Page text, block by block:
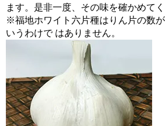
ます。是非一度、その味を確かめてく
※福地ホワイト六片種はりん片の数
いうわけで はありません。